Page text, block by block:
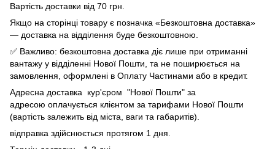
Вартість доставки від 70 грн.
Якщо на сторінці товару є позначка «Безкоштовна доставка»
— доставка на відділення буде безкоштовною.
✅ Важливо: безкоштовна доставка діє лише при отриманні
вантажу у відділенні Нової Пошти, та не поширюється на
замовлення, оформлені в Оплату Частинами або в кредит.
Адресна доставка кур'єром "Нової Пошти" за
адресою оплачується клієнтом за тарифами Нової Пошти
(вартість залежить від міста, ваги та габаритів).
відправка здійснюється протягом 1 дня.